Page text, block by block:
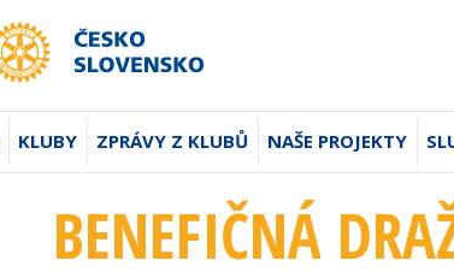
KLUBY ZPRÁVY Z KLUBŮ NAŠE PROJEKTY
BENEFIČNÁ